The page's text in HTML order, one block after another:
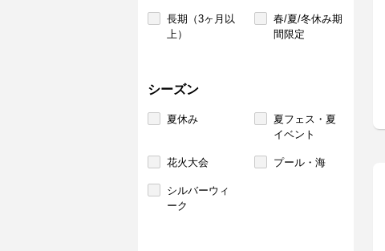
長期（3ヶ月以
上）
春/夏/冬休み期
間限定
シーズン
夏休み
夏フェス・夏
イベント
花火大会 プール・海
シルバーウィ
ーク